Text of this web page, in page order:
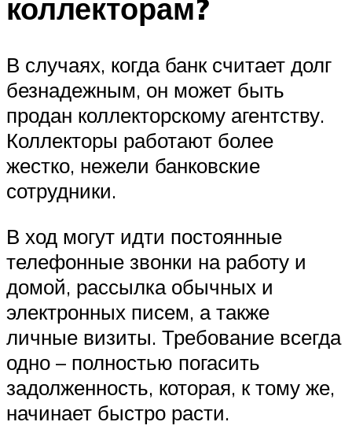
коллекторам?
В случаях, когда банк считает долг
безнадежным, он может быть
продан коллекторскому агентству.
Коллекторы работают более
жестко, нежели банковские
сотрудники.
В ход могут идти постоянные
телефонные звонки на работу и
домой, рассылка обычных и
электронных писем, а также
личные визиты. Требование всегда
одно – полностью погасить
задолженность, которая, к тому же,
начинает быстро расти.